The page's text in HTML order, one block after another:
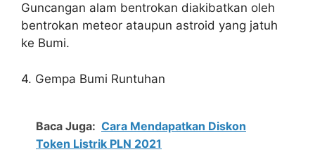
Guncangan alam bentrokan diakibatkan oleh
bentrokan meteor ataupun astroid yang jatuh
ke Bumi.
4. Gempa Bumi Runtuhan
Baca Juga: Cara Mendapatkan Diskon
Token Listrik PLN 2021